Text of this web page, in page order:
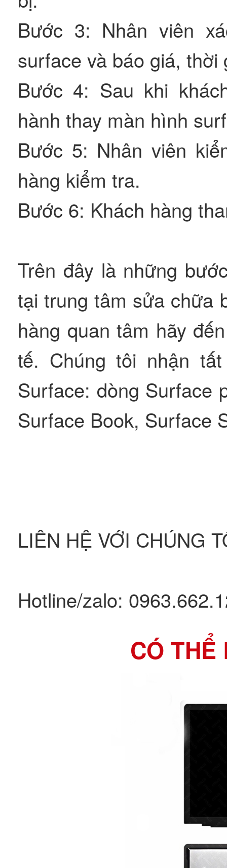
Bước 3: Nhân viên
surface và báo giá,
Bước 4: Sau khi
hành thay màn hình
Bước 5: Nhân viên
hàng kiểm tra.
Bước 6: Khách hàng
Trên đây là những
tại trung tâm sửa chữa
hàng quan tâm hãy
tế. Chúng tôi nhận
Surface: dòng Surface
Surface Book, Surface
LIÊN HỆ VỚI CHÚNG
Hotline/zalo:
CÓ THỂ